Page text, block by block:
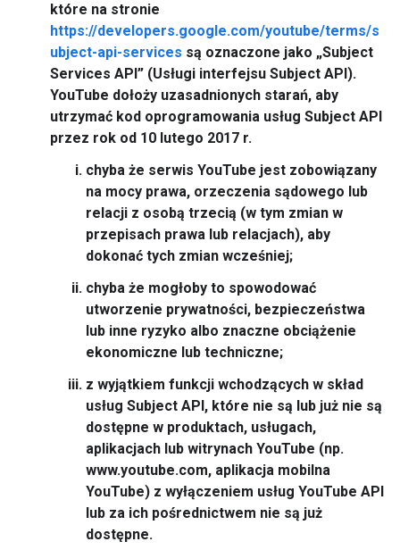
które na stronie
https://developers.google.com/youtube/terms/s
ubject-api-services są oznaczone jako „Subject
Services API” (Usługi interfejsu Subject API).
YouTube dołoży uzasadnionych starań, aby
utrzymać kod oprogramowania usług Subject API
przez rok od 10 lutego 2017 r.
chyba że serwis YouTube jest zobowiązany
na mocy prawa, orzeczenia sądowego lub
relacji z osobą trzecią (w tym zmian w
przepisach prawa lub relacjach), aby
dokonać tych zmian wcześniej;
chyba że mogłoby to spowodować
utworzenie prywatności, bezpieczeństwa
lub inne ryzyko albo znaczne obciążenie
ekonomiczne lub techniczne;
z wyjątkiem funkcji wchodzących w skład
usług Subject API, które nie są lub już nie są
dostępne w produktach, usługach,
aplikacjach lub witrynach YouTube (np.
www.youtube.com, aplikacja mobilna
YouTube) z wyłączeniem usług YouTube API
lub za ich pośrednictwem nie są już
dostępne.